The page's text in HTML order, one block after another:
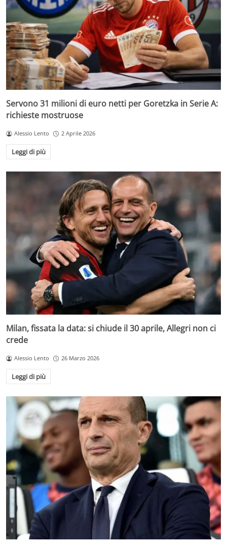
Servono 31 milioni di euro netti per Goretzka in Serie A:
richieste mostruose
Alessio Lento 2 Aprile 2026
Leggi di più
Milan, fissata la data: si chiude il 30 aprile, Allegri non ci
crede
Alessio Lento 26 Marzo 2026
Leggi di più